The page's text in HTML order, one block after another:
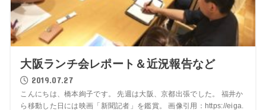
大阪ランチ会レポート＆近況報告など
2019.07.27
こんにちは、橋本絢子です。 先週は大阪、京都出張でした。 福井か
ら移動した日には映画「新聞記者」を鑑賞。 画像引用：https://eiga.